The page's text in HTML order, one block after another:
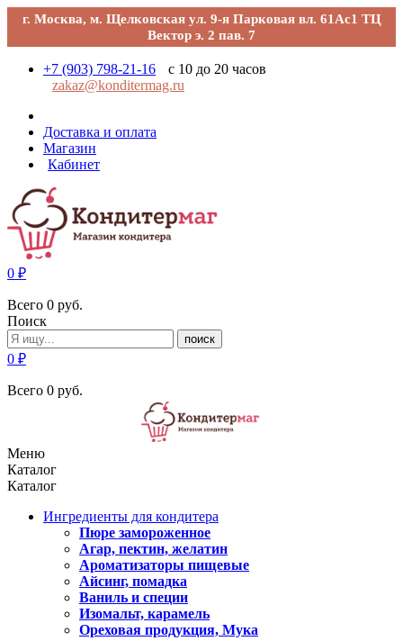
г. Москва, м. Щелковская ул. 9-я Парковая вл. 61Ас1 ТЦ
Вектор э. 2 пав. 7
+7 (903) 798-21-16
с 10 до 20 часов
zakaz@konditermag.ru
Доставка и оплата
Магазин
Кабинет
0 ₽
Всего 0 руб.
Поиск
поиск
0 ₽
Всего 0 руб.
Меню
Каталог
Каталог
Ингредиенты для кондитера
Пюре замороженное
Агар, пектин, желатин
Ароматизаторы пищевые
Айсинг, помадка
Ваниль и специи
Изомальт, карамель
Ореховая продукция, Мука